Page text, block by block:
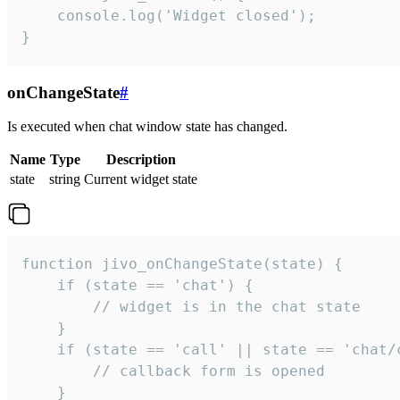
    console.log('Widget closed');
}
onChangeState#
Is executed when chat window state has changed.
Name Type
Description
state
string Current widget state
function jivo_onChangeState(state) {
    if (state == 'chat') {
        // widget is in the chat state
    }
if (state == 'call' || state == 'chat/
        // callback form is opened
    }